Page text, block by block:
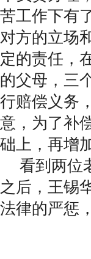
苦工作下有
对方的立场
定的责任，
的父母，三
行赔偿义务
意，为了补
础上，再增
看到两位
之后，王锡
法律的严惩